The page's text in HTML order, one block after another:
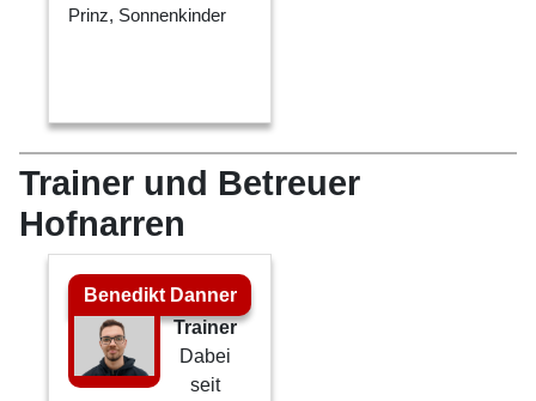
Prinz, Sonnenkinder
Trainer und Betreuer
Hofnarren
Benedikt Danner
Trainer
Dabei
seit